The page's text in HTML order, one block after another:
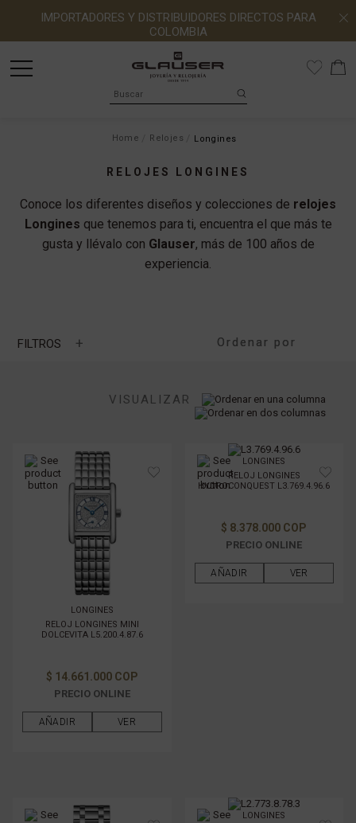
IMPORTADORES Y DISTRIBUIDORES DIRECTOS PARA
COLOMBIA
Home Relojes Longines
RELOJES LONGINES
Conoce los diferentes diseños y colecciones de relojes
Longines que tenemos para ti, encuentra el que más te
gusta y llévalo con Glauser, más de 100 años de
experiencia.
FILTROS +
TAMAÑO DE CAJAS
MATERIAL DE LA CAJA
MATERIAL DE PULSO
GÉNERO
FILTRAR POR PRECIO
VISUALIZAR
LONGINES
RELOJ LONGINES MINI
DOLCEVITA L5.200.4.87.6
$ 14.661.000 COP
PRECIO ONLINE
AÑADIR VER
LONGINES
RELOJ LONGINES
HYDROCONQUEST L3.769.4.96.6
$ 8.378.000 COP
PRECIO ONLINE
AÑADIR VER
LONGINES